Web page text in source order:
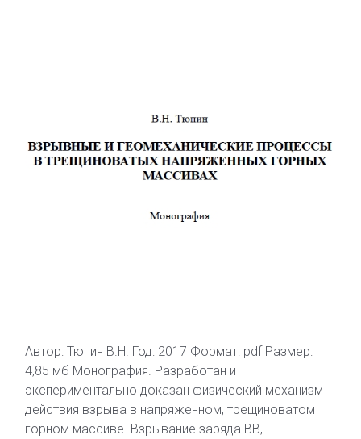
Автор: Тюпин В.Н. Год: 2017 Формат: pdf Размер:
4,85 мб Монография. Разработан и
экспериментально доказан физический механизм
действия взрыва в напряженном, трещиноватом
горном массиве. Взрывание заряда ВВ,